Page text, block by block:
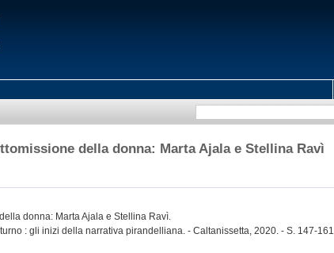
della donna: Marta Ajala e Stellina Ravì
donna: Marta Ajala e Stellina Ravì.
: gli inizi della narrativa pirandelliana. - Caltanissetta, 2020. - S. 147-161